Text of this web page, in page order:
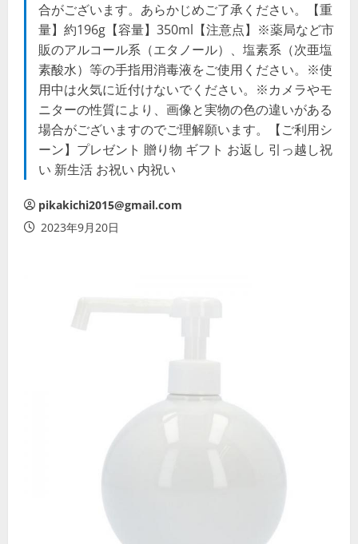
合がございます。あらかじめご了承ください。【重
量】約196g【容量】350ml【注意点】※薬局など市
販のアルコール系（エタノール）、塩素系（次亜塩
素酸水）等の手指用消毒液をご使用ください。※使
用中は火気に近付けないでください。※カメラやモ
ニターの性質により、画像と実物の色の違いがある
場合がございますのでご理解願います。【ご利用シ
ーン】プレゼント 贈り物 ギフト お返し 引っ越し祝
い 新生活 お祝い 内祝い
pikakichi2015@gmail.com
2023年9月20日